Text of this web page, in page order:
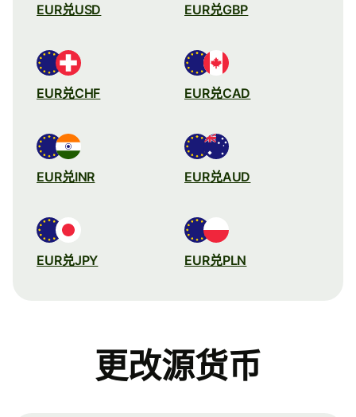
EUR兑USD EUR兑GBP
EUR兑CHF EUR兑CAD
EUR兑INR EUR兑AUD
EUR兑JPY EUR兑PLN
更改源货币